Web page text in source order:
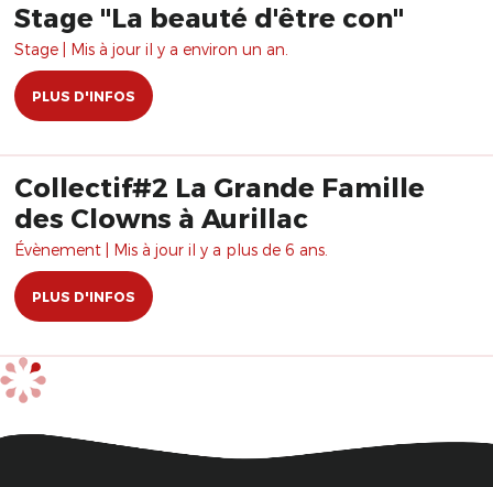
Stage "La beauté d'être con"
Stage | Mis à jour il y a environ un an.
PLUS D'INFOS
Collectif#2 La Grande Famille
des Clowns à Aurillac
Évènement | Mis à jour il y a plus de 6 ans.
PLUS D'INFOS